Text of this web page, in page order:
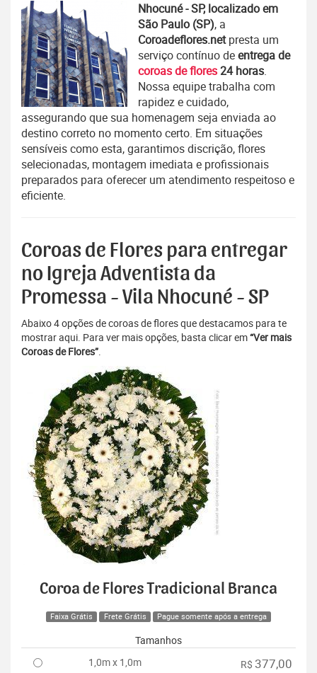
Nhocuné - SP, localizado em
São Paulo (SP), a
Coroadeflores.netpresta um
serviço contínuo deentrega de
coroas de flores24 horas.
Nossa equipe trabalha com
rapidez e cuidado,
assegurando que sua homenagem seja enviada ao
destino correto no momento certo. Em situações
sensíveis como esta, garantimos discrição, flores
selecionadas, montagem imediata e profissionais
preparados para oferecer um atendimento respeitoso e
eficiente.
Coroas de Flores para entregar
no Igreja Adventista da
Promessa - Vila Nhocuné - SP
Abaixo 4 opções de coroas de flores que destacamos para te
mostrar aqui. Para ver mais opções, basta clicar em“Ver mais
Coroas de Flores”.
Coroa de Flores Tradicional Branca
Faixa Grátis Frete Grátis Pague somente após a entrega
Tamanhos
1,0m x 1,0m
R$ 377,00